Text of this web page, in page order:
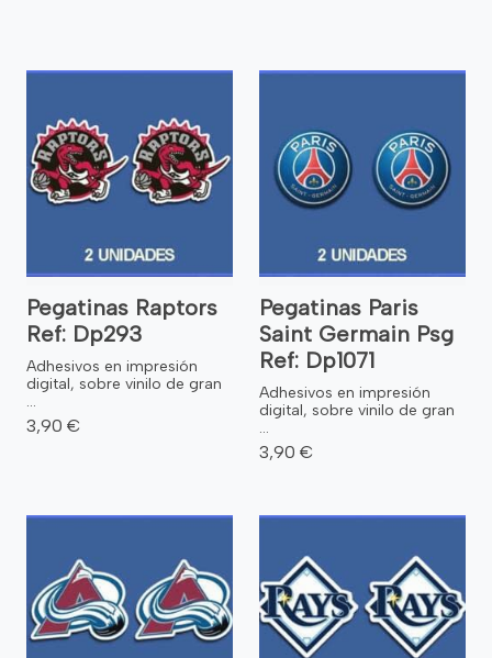
Pegatinas Raptors
Ref: Dp293
Adhesivos en impresión
digital, sobre vinilo de gran
...
3,90 €
Pegatinas Paris
Saint Germain Psg
Ref: Dp1071
Adhesivos en impresión
digital, sobre vinilo de gran
...
3,90 €